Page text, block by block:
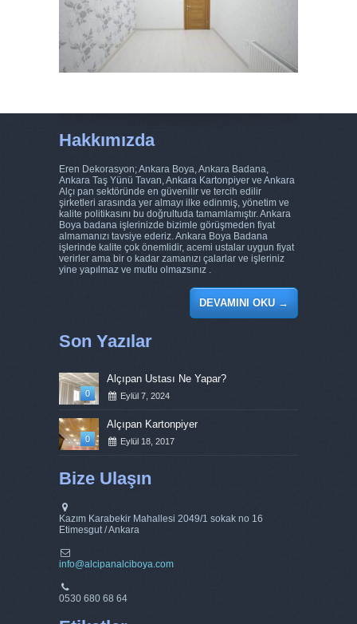
Hakkımızda
Eren Dekorasyon; Ankara Boya, Ankara Badana,
Ankara Taş Yünü Tavan, Ankara Kartonpiyer ve Ankara
Alçı pan sektöründe en güvenilir ve tercih edilir
şirketleri arasında yer almayı ilke edinmiş, yönetim ve
kalite politikasını bu doğrultuda tamamlamıştır. Ankara
Boya badana işlerinizde bizimle görüşmeden fiyat
almamanızı tavsiye ederiz. Ankara Boya Badana
işlerinde kalite çok önemlidir, acemi ustalar uygun fiyat
verirler ama bir o kadar zamanızı çalarlar ve işleriniz
yine yapılmaz ve mutlu olmazsınız .
DEVAMINI OKU→
Son Yazılar
0
Alçıpan Ustası Ne Yapar?
Eylül 7, 2024
0
Alçıpan Kartonpiyer
Eylül 18, 2017
Bize Ulaşın
Kazım Karabekir Mahallesi 2049/1 sokak no 16
Etimesgut / Ankara
info@alcipanalciboya.com
0530 680 68 64